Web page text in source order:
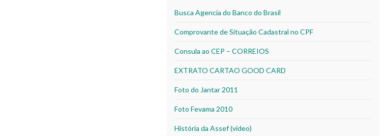
Busca Agencia do Banco do Brasil
Comprovante de Situação Cadastral no CPF
Consula ao CEP – CORREIOS
EXTRATO CARTAO GOOD CARD
Foto do Jantar 2011
Foto Fevama 2010
História da Assef (video)